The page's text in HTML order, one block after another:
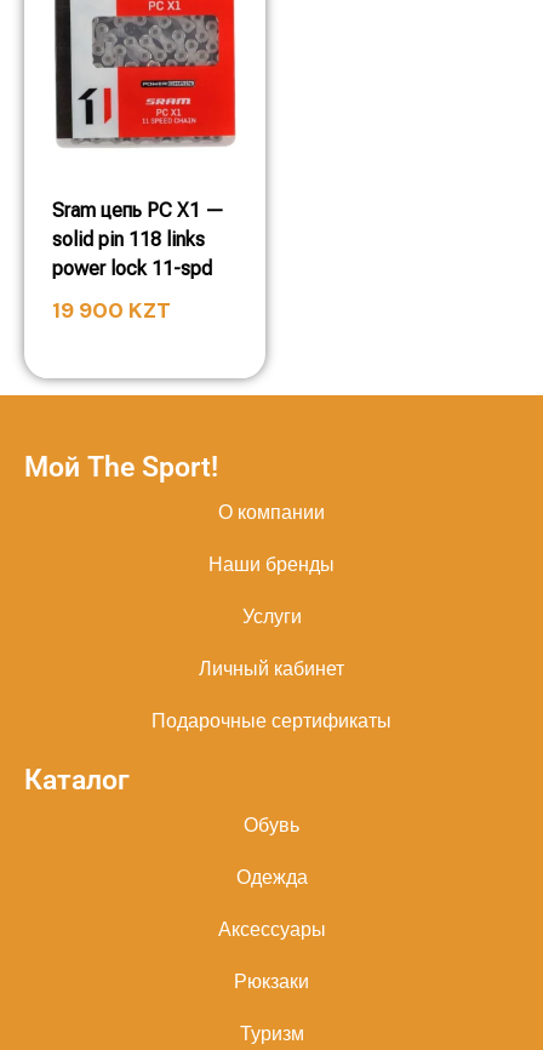
Sram цепь PC X1 —
solid pin 118 links
power lock 11-spd
19 900 KZT
Мой The Sport!
О компании
Наши бренды
Услуги
Личный кабинет
Подарочные сертификаты
Каталог
Обувь
Одежда
Аксессуары
Рюкзаки
Туризм